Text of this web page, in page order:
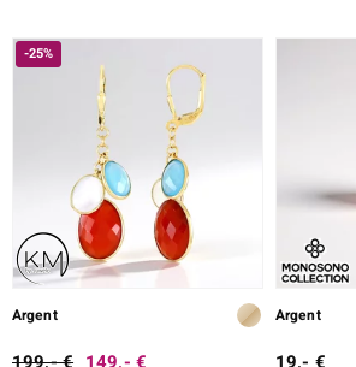
-25%
Argent Argent